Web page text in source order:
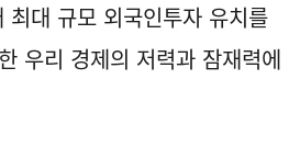
대 규모 외국인투자 유치를
우리 경제의 저력과 잠재력에